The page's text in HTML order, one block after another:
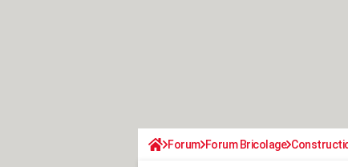
Forum Forum Bricolage